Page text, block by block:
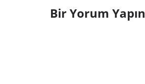
Bir Yorum Yapın